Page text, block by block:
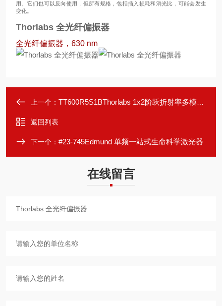
用。它们也可以反向使用，但所有规格，包括插入损耗和消光比，可能会发生
变化。
Thorlabs 全光纤偏振器
全光纤偏振器，630 nm
上一个： TT600R5S1BThorlabs 1x2阶跃折射率多模光纤耦合器
返回列表
下一个： #23-745Edmund 单频一站式生命科学激光器
在线留言